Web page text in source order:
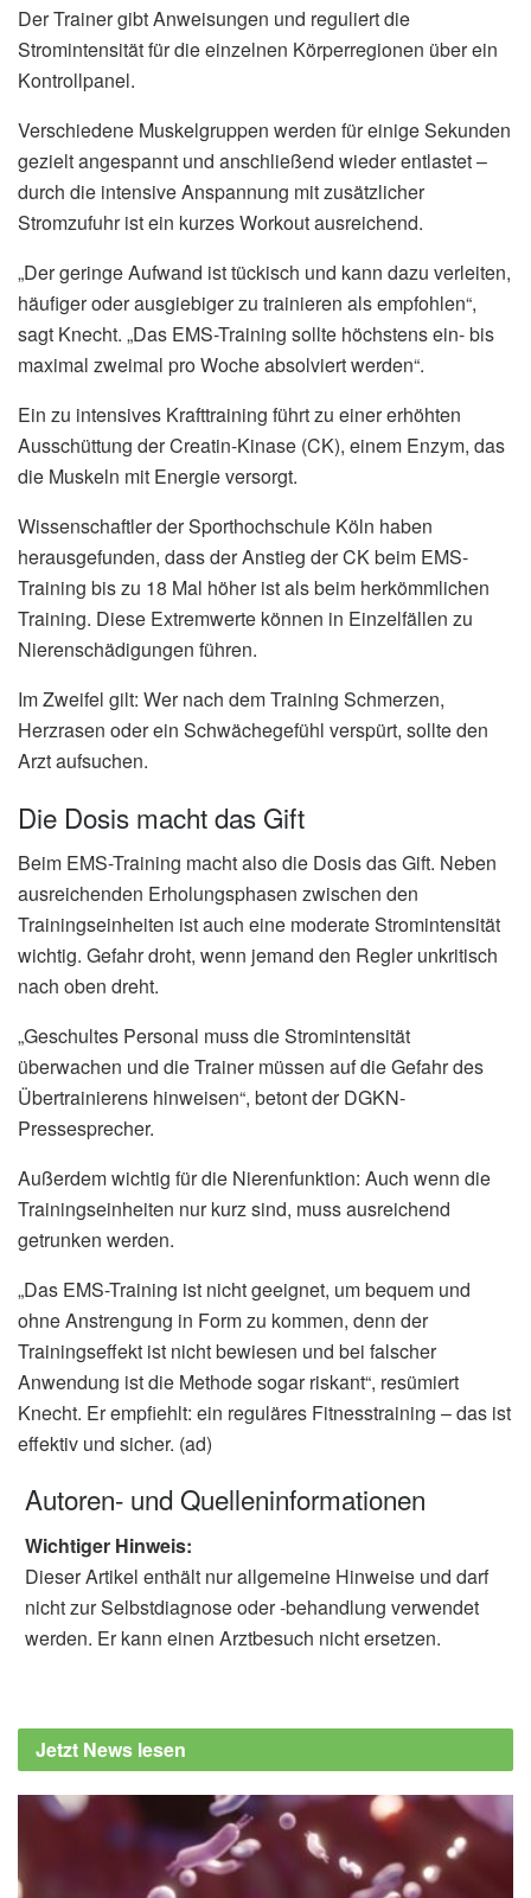
Der Trainer gibt Anweisungen und reguliert die
Stromintensität für die einzelnen Körperregionen über ein
Kontrollpanel.
Verschiedene Muskelgruppen werden für einige Sekunden
gezielt angespannt und anschließend wieder entlastet –
durch die intensive Anspannung mit zusätzlicher
Stromzufuhr ist ein kurzes Workout ausreichend.
„Der geringe Aufwand ist tückisch und kann dazu verleiten,
häufiger oder ausgiebiger zu trainieren als empfohlen“,
sagt Knecht. „Das EMS-Training sollte höchstens ein- bis
maximal zweimal pro Woche absolviert werden“.
Ein zu intensives Krafttraining führt zu einer erhöhten
Ausschüttung der Creatin-Kinase (CK), einem Enzym, das
die Muskeln mit Energie versorgt.
Wissenschaftler der Sporthochschule Köln haben
herausgefunden, dass der Anstieg der CK beim EMS-
Training bis zu 18 Mal höher ist als beim herkömmlichen
Training. Diese Extremwerte können in Einzelfällen zu
Nierenschädigungen führen.
Im Zweifel gilt: Wer nach dem Training Schmerzen,
Herzrasen oder ein Schwächegefühl verspürt, sollte den
Arzt aufsuchen.
Die Dosis macht das Gift
Beim EMS-Training macht also die Dosis das Gift. Neben
ausreichenden Erholungsphasen zwischen den
Trainingseinheiten ist auch eine moderate Stromintensität
wichtig. Gefahr droht, wenn jemand den Regler unkritisch
nach oben dreht.
„Geschultes Personal muss die Stromintensität
überwachen und die Trainer müssen auf die Gefahr des
Übertrainierens hinweisen“, betont der DGKN-
Pressesprecher.
Außerdem wichtig für die Nierenfunktion: Auch wenn die
Trainingseinheiten nur kurz sind, muss ausreichend
getrunken werden.
„Das EMS-Training ist nicht geeignet, um bequem und
ohne Anstrengung in Form zu kommen, denn der
Trainingseffekt ist nicht bewiesen und bei falscher
Anwendung ist die Methode sogar riskant“, resümiert
Knecht. Er empfiehlt: ein reguläres Fitnesstraining – das ist
effektiv und sicher. (ad)
Autoren- und Quelleninformationen
Wichtiger Hinweis:
Dieser Artikel enthält nur allgemeine Hinweise und darf
nicht zur Selbstdiagnose oder -behandlung verwendet
werden. Er kann einen Arztbesuch nicht ersetzen.
Jetzt News lesen